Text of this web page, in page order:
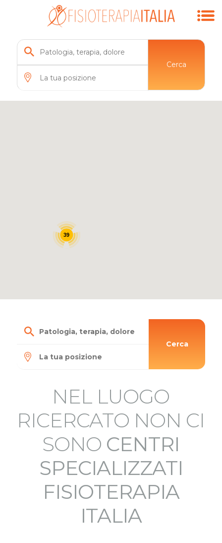
Cerca
39
Cerca
NEL LUOGO
RICERCATO NON CI
SONO CENTRI
SPECIALIZZATI
FISIOTERAPIA
ITALIA